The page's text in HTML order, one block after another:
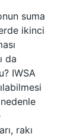
suma
ikinci
da
IWSA
rakı